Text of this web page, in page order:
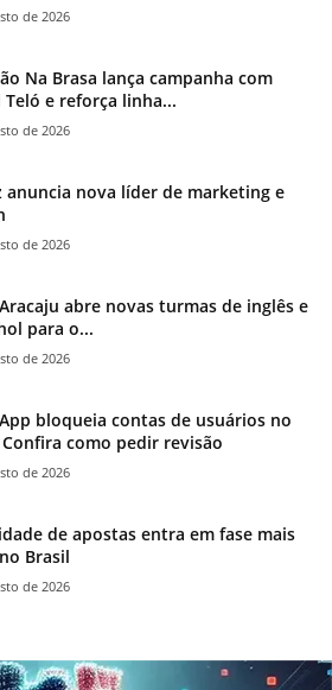
de 2026
Na Brasa lança campanha com
Teló e reforça linha...
de 2026
anuncia nova líder de marketing e
de 2026
abre novas turmas de inglês e
para o...
de 2026
bloqueia contas de usuários no
como pedir revisão
de 2026
de apostas entra em fase mais
Brasil
de 2026